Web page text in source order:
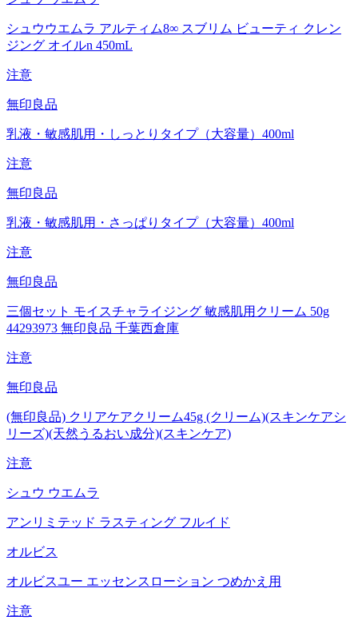
シュウウエムラ アルティム8∞ スブリム ビューティ クレン
ジング オイルn 450mL
注意
無印良品
乳液・敏感肌用・しっとりタイプ（大容量）400ml
注意
無印良品
乳液・敏感肌用・さっぱりタイプ（大容量）400ml
注意
無印良品
三個セット モイスチャライジング 敏感肌用クリーム 50g
44293973 無印良品 千葉西倉庫
注意
無印良品
(無印良品) クリアケアクリーム45g (クリーム)(スキンケアシ
リーズ)(天然うるおい成分)(スキンケア)
注意
シュウ ウエムラ
アンリミテッド ラスティング フルイド
オルビス
オルビスユー エッセンスローション つめかえ用
注意